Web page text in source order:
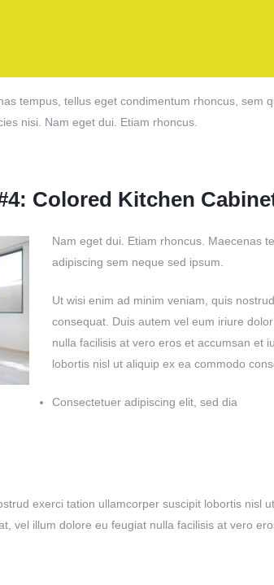
tempus, tellus eget condimentum rhoncus,
nisi. Nam eget dui. Etiam rhoncus.
Colored Kitchen
Nam eget dui. Etiam rhoncus. Maecenas
adipiscing sem neque sed ipsum.
Ut wisi enim ad minim veniam, quis
consequat. Duis autem vel eum iriure
nulla facilisis at vero eros et accumsan et
lobortis nisl ut aliquip ex ea commodo
Consectetuer adipiscing elit, sed dia
exerci tation ullamcorper suscipit lobortis
vel illum dolore eu feugiat nulla facilisis at vero